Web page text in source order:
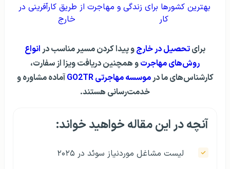
بهترین کشورها برای زندگی و
کار
مهاجرت از طریق کارآفرینی در
خارج
برایتحصیل در خارجو پیدا کردن مسیر مناسب در انواع
روش‌های مهاجرتو همچنین دریافت ویزا از سفارت،
کارشناس‌های ما درموسسه مهاجرتی GO2TR
آماده مشاوره و
خدمت‌رسانی هستند.
آنچه در این مقاله خواهید خواند:
لیست مشاغل موردنیاز سوئد در ۲۰۲۵